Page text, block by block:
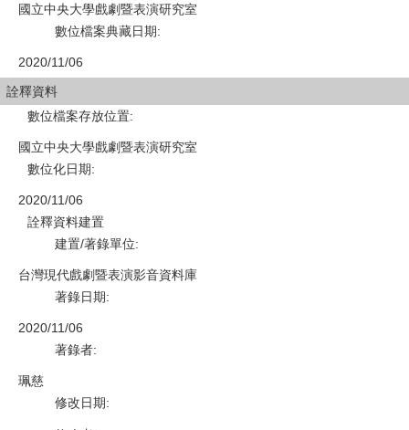
國立中央大學戲劇暨表演研究室
數位檔案典藏日期:
2020/11/06
詮釋資料
數位檔案存放位置:
國立中央大學戲劇暨表演研究室
數位化日期:
2020/11/06
詮釋資料建置
建置/著錄單位:
台灣現代戲劇暨表演影音資料庫
著錄日期:
2020/11/06
著錄者:
珮慈
修改日期: